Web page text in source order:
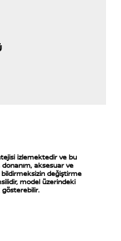
izlemektedir ve bu
aksesuar ve
değiştirme
model üzerindeki
gösterebilir.